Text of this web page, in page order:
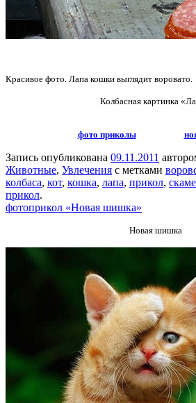
Красивое фото. Лапа кошки выглядит воровато.
Колбасная картинка
фото приколы
Запись опубликована 09.11.2011
Животные, Увлечения с метками
колбаса, кот, кошка, лапа, прикол,
прикол.
фотоприкол «Новая шишка»
Новая шишка